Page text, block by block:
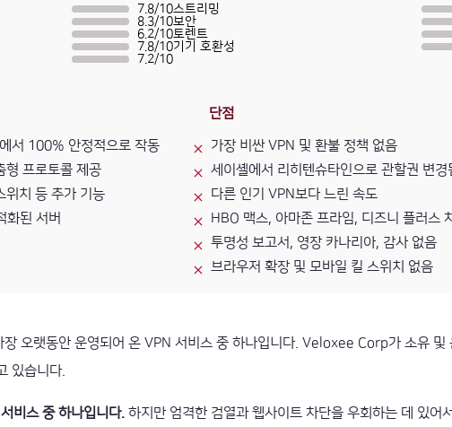
7.8/10스트리밍
8.3/10보안
6.2/10토렌트
7.8/10기기 호환성
7.2/10
서 100% 안정적으로 작동
형 프로토콜 제공
위치 등 추가 기능
화된 서버
단점
가장 비싼 VPN 및 환불 정책 없음
세이셸에서 리히텐슈타인으로 관할권 변경
다른 인기 VPN보다 느린 속도
HBO 맥스, 아마존 프라임, 디즈니 플러스
투명성 보고서, 영장 카나리아, 감사 없음
브라우저 확장 및 모바일 킬 스위치 없음
오랫동안 운영되어 온 VPN 서비스 중 하나입니다. Veloxee Corp가 소유 및
있습니다.
비스 중 하나입니다. 하지만 엄격한 검열과 웹사이트 차단을 우회하는 데 있어